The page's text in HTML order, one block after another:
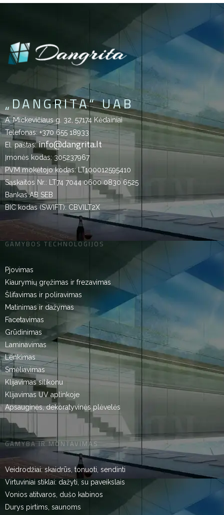
„DANGRITA“ UAB
A. Mickevičiaus g. 32, 57174 Kėdainiai
Telefonas: +370 655 18933
El. paštas:info@dangrita.lt
Įmonės kodas: 305237967
PVM mokėtojo kodas: LT100012595410
Sąskaitos Nr.: LT74 7044 0600 0830 6525
Bankas AB SEB
BIC kodas (SWIFT): CBVILT2X
GAMYBOS TECHNOLOGIJOS
Pjovimas
Kiaurymių gręžimas ir frezavimas
Šlifavimas ir poliravimas
Matinimas ir dažymas
Facetavimas
Grūdinimas
Laminavimas
Lenkimas
Smėliavimas
Klijavimas silikonu
Klijavimas UV aplinkoje
Apsauginės, dekoratyvinės plėvelės
GAMYBA IR MONTAVIMAS
Veidrodžiai: skaidrūs, tonuoti, sendinti
Virtuviniai stiklai: dažyti, su paveikslais
Vonios atitvaros, dušo kabinos
Durys pirtims, saunoms